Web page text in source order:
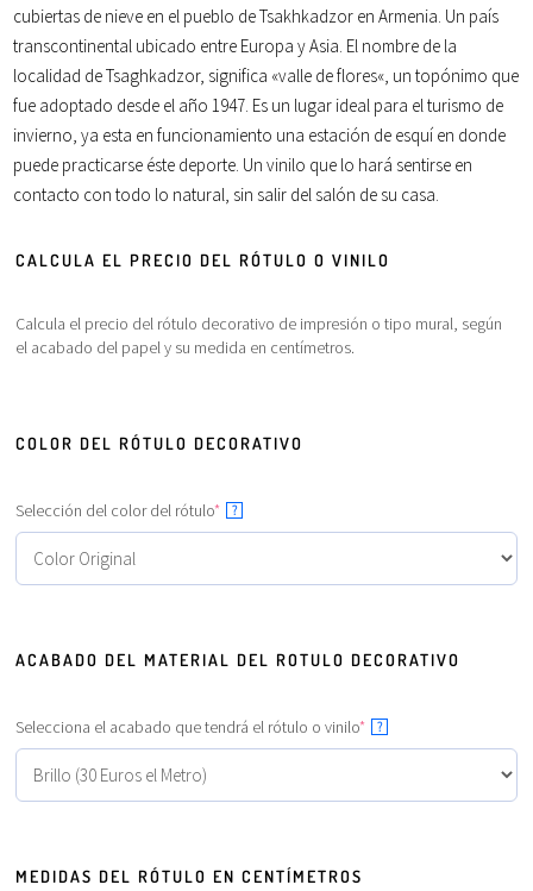
cubiertas de nieve en el pueblo de Tsakhkadzor en Armenia. Un país
transcontinental ubicado entre Europa yAsia. El nombre de la
localidad de Tsaghkadzor, significa «valle deflores«, un topónimo que
fue adoptado desde el año 1947. Es un lugar ideal para elturismo de
invierno, ya esta en funcionamiento una estación de esquí en donde
puede practicarse éste deporte. Un vinilo que lo hará sentirse en
contacto con todo lo natural, sin salir del salón de su casa.
CALCULA EL PRECIO DEL RÓTULO O VINILO
Calcula el precio del rótulo decorativo de impresión o tipo mural, según
el acabado del papel y su medida en centímetros.
COLOR DEL RÓTULO DECORATIVO
Selección del color del rótulo* ?
ACABADO DEL MATERIAL DEL ROTULO DECORATIVO
Selecciona el acabado que tendrá el rótulo o vinilo* ?
MEDIDAS DEL RÓTULO EN CENTÍMETROS